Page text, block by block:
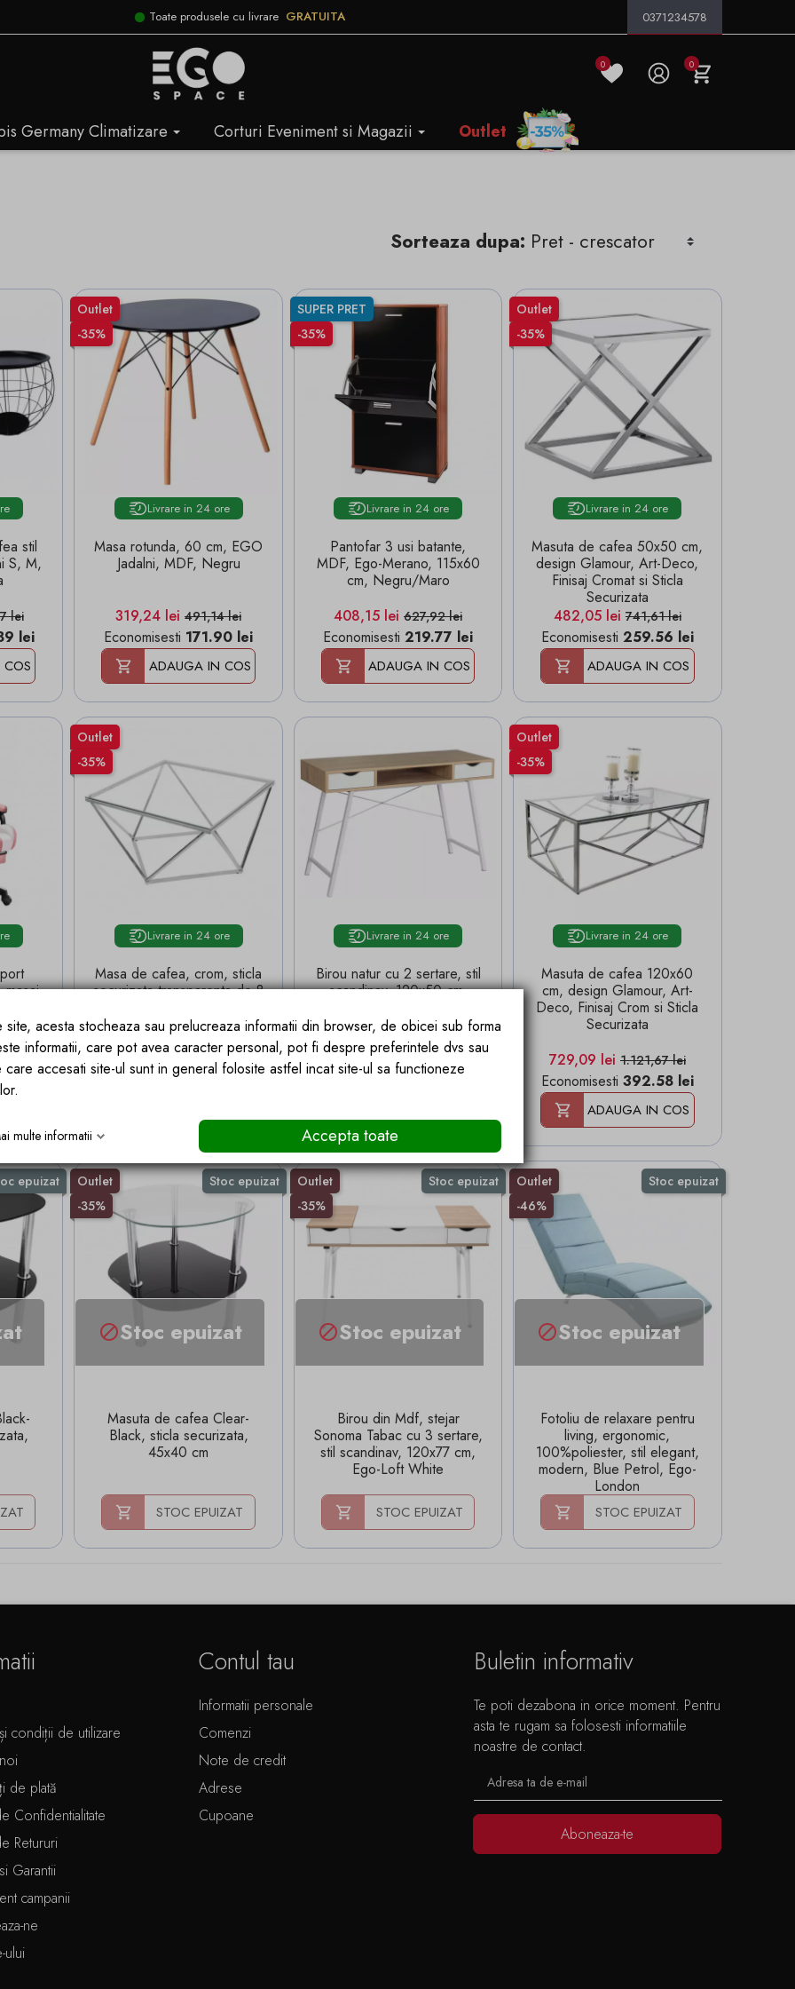
Toate produsele cu livrare GRATUITA 0371234578
0 0
Germany Climatizare Corturi Eveniment si Magazii Outlet
Sorteaza dupa:
stil
S, M,
baza
lei
lei
Outlet
-35%
Livrare in 24 ore
Masa rotunda, 60 cm, EGO
Jadalni, MDF, Negru
Pret
319,24 leiPret de baza
491,14 lei
Economisesti 171.90 lei
ADAUGA IN COS
SUPER PRET
-35%
Livrare in 24 ore
Pantofar 3 usi batante,
MDF, Ego-Merano, 115x60
cm, Negru/Maro
Pret
408,15 lei Pret de baza
627,92 lei
Economisesti 219.77 lei
ADAUGA IN COS
Outlet
-35%
Livrare in 24 ore
Masuta de cafea 50x50 cm,
design Glamour, Art-Deco,
Finisaj Cromat si Sticla
Securizata
Pret
482,05 lei Pret de baza
741,61 lei
Economisesti 259.56 lei
ADAUGA IN COS
baza
lei
Outlet
-35%
Livrare in 24 ore
Masa de cafea, crom, sticla
securizata transparenta de 8
Kate
Pret
568,40 lei Pret de baza
874,47 lei
Economisesti306.06 lei
Livrare in 24 ore
Birou natur cu 2 sertare, stil
scandinav, 120x50 cm,
Pret
Outlet
-35%
Livrare in 24 ore
Masuta de cafea 120x60
cm, design Glamour, Art-
Deco, Finisaj Crom si Sticla
Securizata
Pret
729,09 lei Pret de baza
1.121,67 lei
Economisesti 392.58 lei
ADAUGA IN COS
epuizat Stoc epuizat
Outlet
-35%
Stoc epuizat
Masuta de cafea Clear-
Black, sticla securizata,
45x40 cm
STOC EPUIZAT
Stoc epuizat
Outlet
-35%
Stoc epuizat
Birou din Mdf, stejar
Sonoma Tabac cu 3 sertare,
stil scandinav, 120x77 cm,
Ego-Loft White
STOC EPUIZAT
Stoc epuizat
Outlet
-46%
Stoc epuizat
Fotoliu de relaxare pentru
living, ergonomic,
100%poliester, stil elegant,
modern, Blue Petrol, Ego-
London
STOC EPUIZAT
condiții de utilizare
de plată
Confidentialitate
Retururi
Garantii
campanii
ne
ului
Contul tau
Informatii personale
Comenzi
Note de credit
Adrese
Cupoane
Buletin informativ
Te poti dezabona in orice moment. Pentru
asta te rugam sa folosesti informatiile
noastre de contact.
Aboneaza-te
site, acesta stocheaza sau prelucreaza informatii din browser, de obicei sub forma
informatii, care pot avea caracter personal, pot fi despre preferintele dvs sau
accesati site-ul sunt in general folosite astfel incat site-ul sa functioneze
multe informatii Accepta toate